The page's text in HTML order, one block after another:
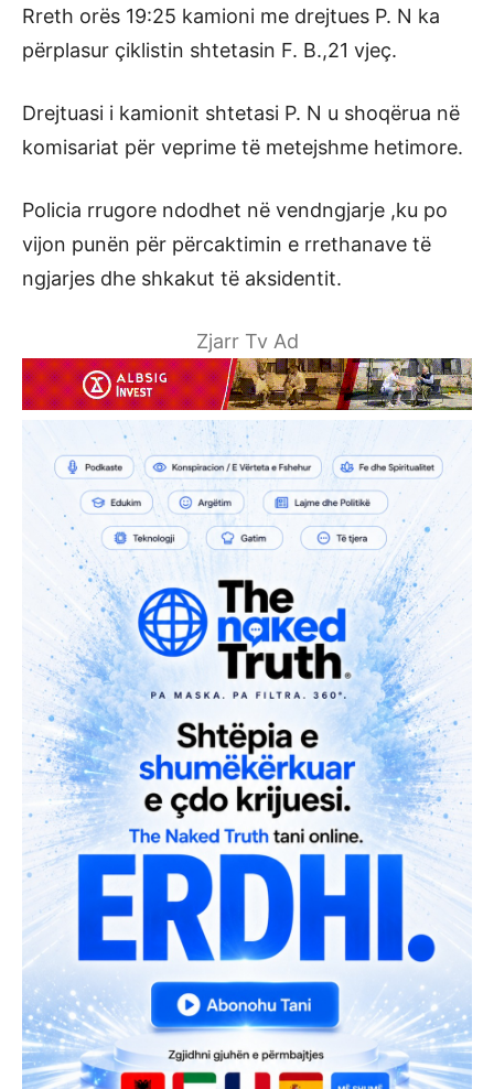
Rreth orës 19:25 kamioni me drejtues P. N ka
përplasur çiklistin shtetasin F. B.,21 vjeç.
Drejtuasi i kamionit shtetasi P. N u shoqërua në
komisariat për veprime të metejshme hetimore.
Policia rrugore ndodhet në vendngjarje ,ku po
vijon punën për përcaktimin e rrethanave të
ngjarjes dhe shkakut të aksidentit.
Zjarr Tv Ad